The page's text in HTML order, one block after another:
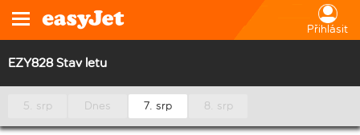
Přihlásit
EZY828 Stav letu
5. srp Dnes 7. srp 8. srp